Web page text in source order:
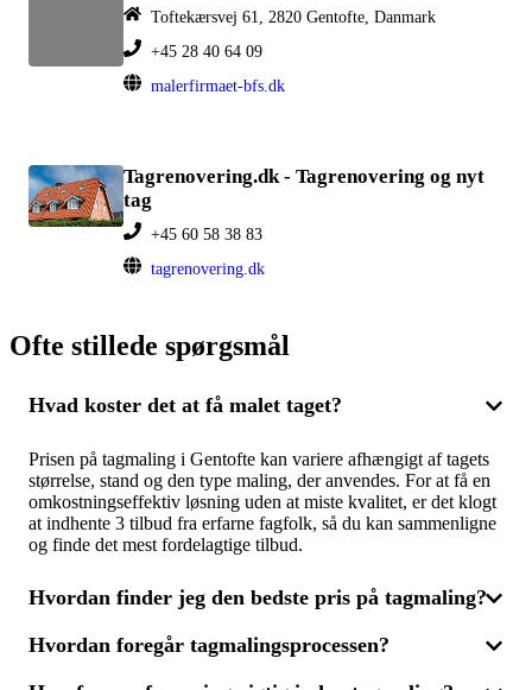
Toftekærsvej 61, 2820 Gentofte, Danmark
+45 28 40 64 09
malerfirmaet-bfs.dk
Tagrenovering.dk - Tagrenovering og nyt
tag
+45 60 58 38 83
tagrenovering.dk
Ofte stillede spørgsmål
Hvad koster det at få malet taget?
Prisen på tagmaling i Gentofte kan variere afhængigt af tagets
størrelse, stand og den type maling, der anvendes. For at få en
omkostningseffektiv løsning uden at miste kvalitet, er det klogt
at indhente 3 tilbud fra erfarne fagfolk, så du kan sammenligne
og finde det mest fordelagtige tilbud.
Hvordan finder jeg den bedste pris på tagmaling?
For at opnå den bedste pris på tagmaling i Gentofte bør du
Hvordan foregår tagmalingsprocessen?